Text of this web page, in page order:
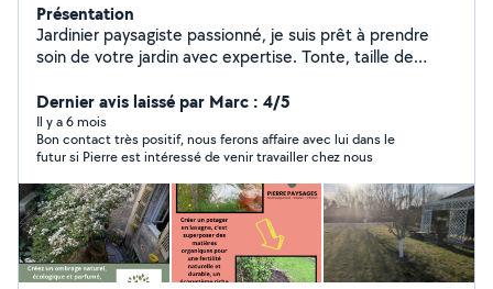
Présentation
Jardinier paysagiste passionné, je suis prêt à prendre
soin de votre jardin avec expertise. Tonte, taille de
encore. Je maîtrise toutes les techniques pour embellir
votre espace vert. Spécialisé dans la création de
massifs, la plantation de végétaux et l'aménagement
paysager, terrasse , muret, bassin... Je vous propose
mes services pour un jardin à votre image. Sérieux,
ponctuel et à l'écoute de vos besoins, je vous garanti un
travail soigné dans le respect de l'environnement.
Contactez-moi pour discuter de vos besoins ou de
votre projet.
Dernier avis laissé par Marc : 4/5
Il y a 6 mois
Bon contact très positif, nous ferons affaire avec lui dans le
futur si Pierre est intéressé de venir travailler chez nous